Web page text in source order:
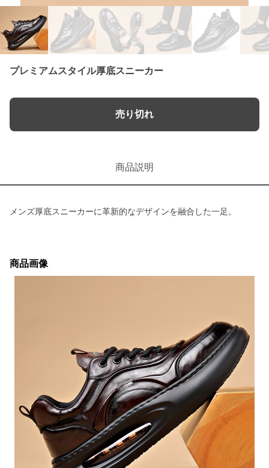
プレミアムスタイル厚底スニーカー
売り切れ
商品説明
メンズ厚底スニーカーに革新的なデザインを融合した一足。
商品画像